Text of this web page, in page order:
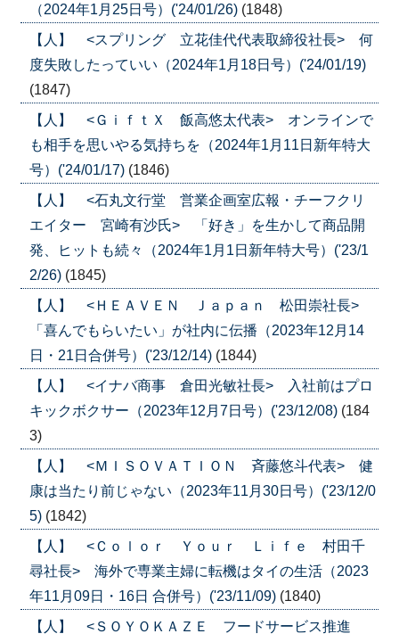
（2024年1月25日号）('24/01/26) (1848)
【人】 <スプリング 立花佳代代表取締役社長> 何
度失敗したっていい（2024年1月18日号）('24/01/19)
(1847)
【人】 <ＧｉｆｔＸ 飯高悠太代表> オンラインで
も相手を思いやる気持ちを（2024年1月11日新年特大
号）('24/01/17) (1846)
【人】 <石丸文行堂 営業企画室広報・チーフクリ
エイター 宮崎有沙氏> 「好き」を生かして商品開
発、ヒットも続々（2024年1月1日新年特大号）('23/1
2/26) (1845)
【人】 <ＨＥＡＶＥＮ Ｊａｐａｎ 松田崇社長>
「喜んでもらいたい」が社内に伝播（2023年12月14
日・21日合併号）('23/12/14) (1844)
【人】 <イナバ商事 倉田光敏社長> 入社前はプロ
キックボクサー（2023年12月7日号）('23/12/08) (184
3)
【人】 <ＭＩＳＯＶＡＴＩＯＮ 斉藤悠斗代表> 健
康は当たり前じゃない（2023年11月30日号）('23/12/0
5) (1842)
【人】 <Ｃｏｌｏｒ Ｙｏｕｒ Ｌｉｆｅ 村田千
尋社長> 海外で専業主婦に転機はタイの生活（2023
年11月09日・16日 合併号）('23/11/09) (1840)
【人】 <ＳＯＹＯＫＡＺＥ フードサービス推進